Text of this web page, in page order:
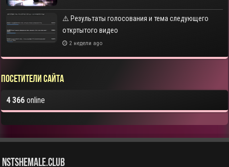
⚠️ Результаты голосования и тема следующего
откртытого видео
2 недели ago
Посетители сайта
4 366 online
NstShemale.Club